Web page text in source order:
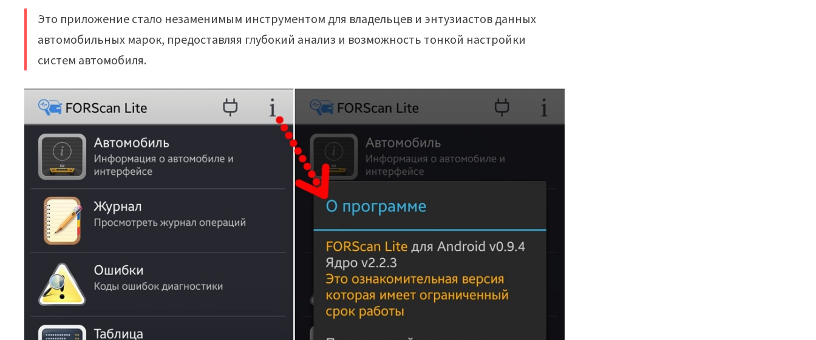
Это приложение стало незаменимым инструментом для владельцев и энтузиастов данных
автомобильных марок, предоставляя глубокий анализ и возможность тонкой настройки
систем автомобиля.